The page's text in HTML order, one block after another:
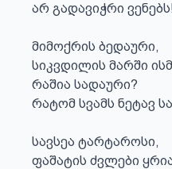
არ გადავიჭრი
მიმოქრის ბედაური,
სიკვდილის მარში
რაშია სადაური?
რატომ სვამს ნეტავ
სავსეა ტარტაროსი,
ფაშატის ძვლები